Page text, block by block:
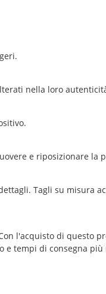
nella loro
e riposizionare la
Tagli su misura
l'acquisto di questo
e tempi di consegna più